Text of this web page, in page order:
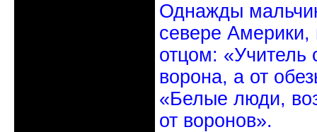
Однажды
севере
отцом: «Учитель
ворона, а от
«Белые люди,
от воронов».